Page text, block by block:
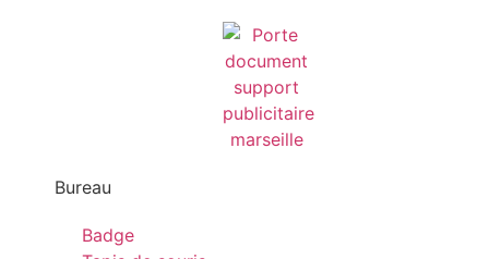
Bureau
Badge